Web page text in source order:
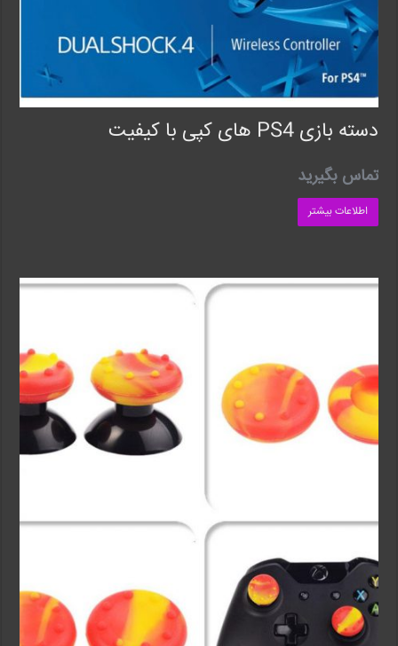
دسته بازی PS4 های کپی با کیفیت
تماس بگیرید
اطلاعات بیشتر